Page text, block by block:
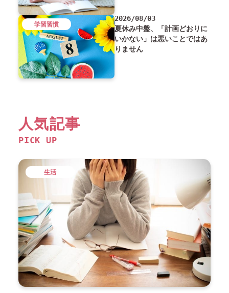
2026/08/03
夏休み中盤、「計画どおりに
いかない」は悪いことではあ
りません
学習習慣
人気記事
PICK UP
生活